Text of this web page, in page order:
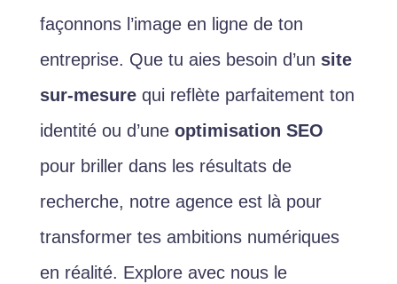
façonnons l’image en ligne de ton
entreprise. Que tu aies besoin d’un site
sur-mesurequi reflète parfaitement ton
identité ou d’une optimisation SEO
pour briller dans les résultats de
recherche, notre agence est là pour
transformer tes ambitions numériques
en réalité. Explore avec nous le